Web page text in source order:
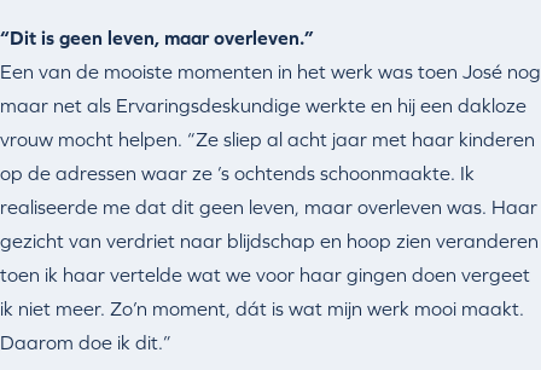
“Dit is geen leven, maar overleven.”
Een van de mooiste momenten in het werk was toen José nog
maar net als Ervaringsdeskundige werkte en hij een dakloze
vrouw mocht helpen. “Ze sliep al acht jaar met haar kinderen
op de adressen waar ze ’s ochtends schoonmaakte. Ik
realiseerde me dat dit geen leven, maar overleven was. Haar
gezicht van verdriet naar blijdschap en hoop zien veranderen
toen ik haar vertelde wat we voor haar gingen doen vergeet
ik niet meer. Zo’n moment, dát is wat mijn werk mooi maakt.
Daarom doe ik dit.”